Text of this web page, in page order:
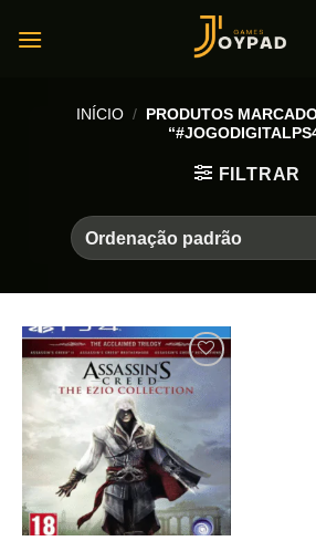
INÍCIO / PRODUTOS
FILTRAR